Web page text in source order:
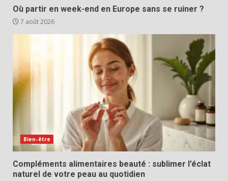
Où partir en week-end en Europe sans se ruiner ?
7 août 2026
Bien-être
Compléments alimentaires beauté : sublimer l’éclat
naturel de votre peau au quotidien